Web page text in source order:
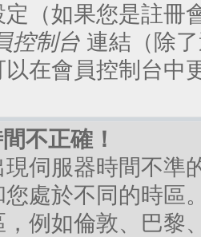
（如果您是註冊
控制台 連結（除
在會員控制台中
不正確！
伺服器時間不準
處於不同的時區
，例如倫敦、巴黎